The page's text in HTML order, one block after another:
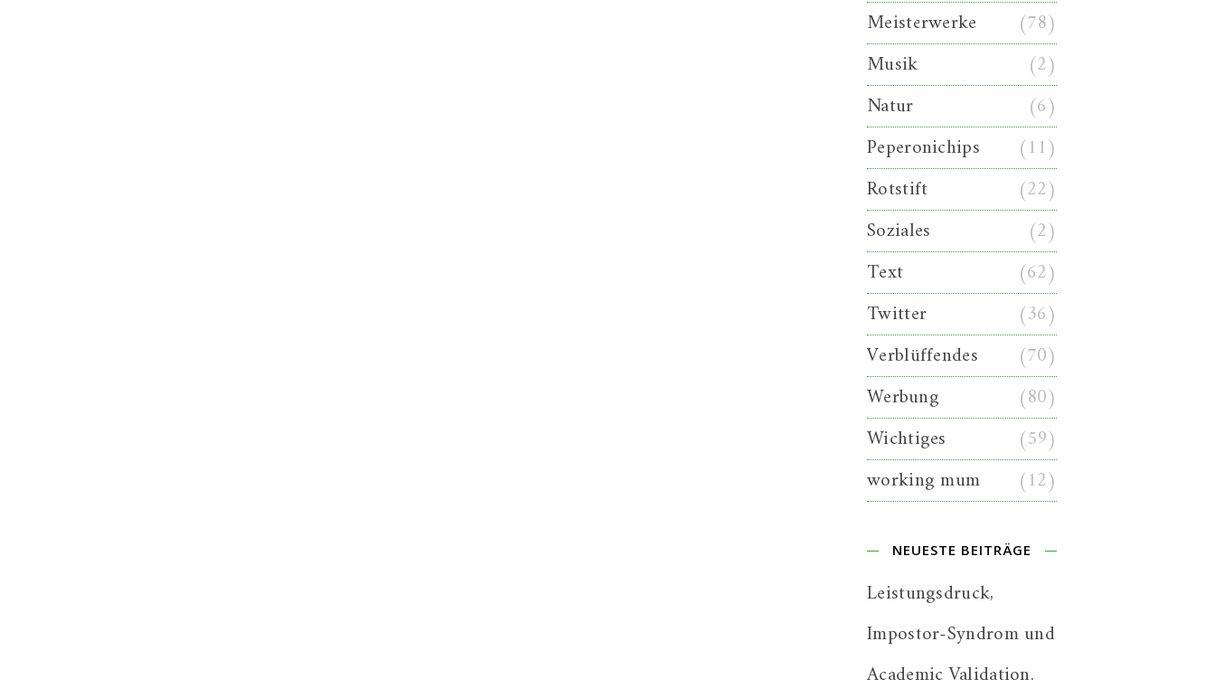
Meisterwerke
(78)
Musik
(2)
Natur
(6)
Peperonichips
(11)
Rotstift
(22)
Soziales
(2)
Text
(62)
Twitter
(36)
Verblüffendes
(70)
Werbung
(80)
Wichtiges
(59)
working mum
(12)
NEUESTE BEITRÄGE
Leistungsdruck,
Impostor-Syndrom und
Academic Validation.